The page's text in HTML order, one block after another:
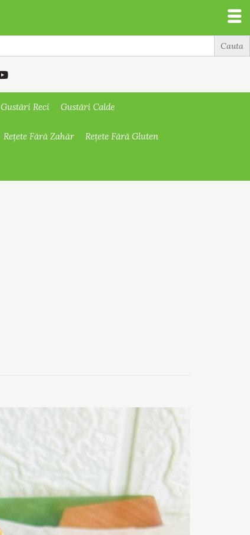
Gustări Reci Gustări Calde
Rețete Fără Zahăr Rețete Fără Gluten